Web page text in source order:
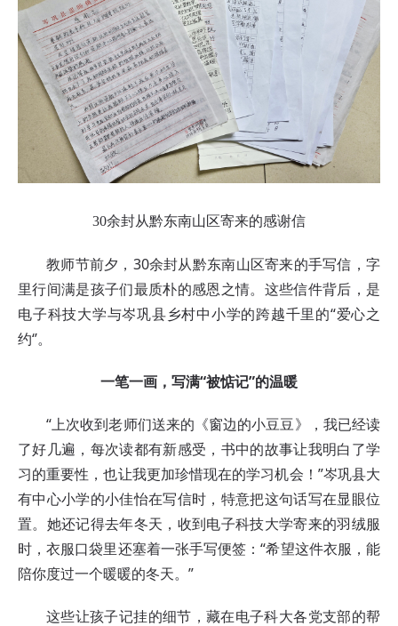
30余封从黔东南山区寄来的感谢信
教师节前夕，30余封从黔东南山区寄来的手写信，字
里行间满是孩子们最质朴的感恩之情。这些信件背后，是
电子科技大学与岑巩县乡村中小学的跨越千里的“爱心之
约‘’。
一笔一画，写满“被惦记”的温暖
“上次收到老师们送来的《窗边的小豆豆》，我已经读
了好几遍，每次读都有新感受，书中的故事让我明白了学
习的重要性，也让我更加珍惜现在的学习机会！”岑巩县大
有中心小学的小佳怡在写信时，特意把这句话写在显眼位
置。她还记得去年冬天，收到电子科技大学寄来的羽绒服
时，衣服口袋里还塞着一张手写便签：“希望这件衣服，能
陪你度过一个暖暖的冬天。”
这些让孩子记挂的细节，藏在电子科大各党支部的帮